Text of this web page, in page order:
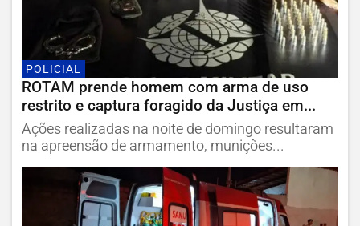
POLICIAL
ROTAM prende homem com arma de uso
restrito e captura foragido da Justiça em...
Ações realizadas na noite de domingo resultaram
na apreensão de armamento, munições...